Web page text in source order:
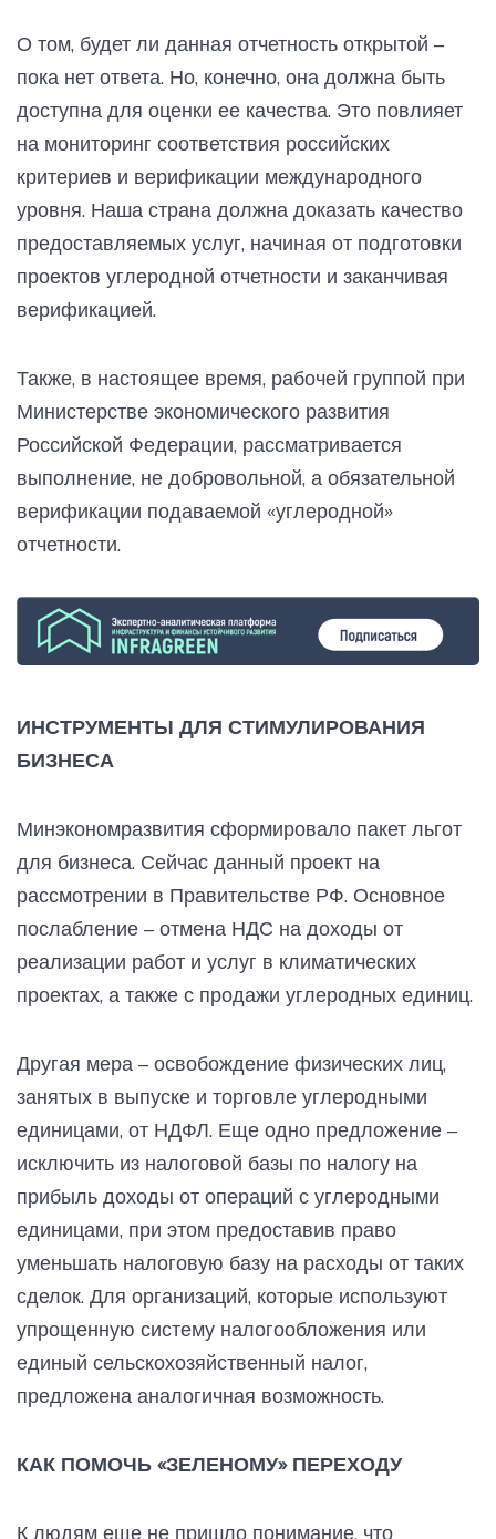
О том, будет ли данная отчетность открытой –
пока нет ответа. Но, конечно, она должна быть
доступна для оценки ее качества. Это повлияет
на мониторинг соответствия российских
критериев и верификации международного
уровня. Наша страна должна доказать качество
предоставляемых услуг, начиная от подготовки
проектов углеродной отчетности и заканчивая
верификацией.
Также, в настоящее время, рабочей группой при
Министерстве экономического развития
Российской Федерации, рассматривается
выполнение, не добровольной, а обязательной
верификации подаваемой «углеродной»
отчетности.
ИНСТРУМЕНТЫ ДЛЯ СТИМУЛИРОВАНИЯ
БИЗНЕСА
Минэкономразвития сформировало пакет льгот
для бизнеса. Сейчас данный проект на
рассмотрении в Правительстве РФ. Основное
послабление – отмена НДС на доходы от
реализации работ и услуг в климатических
проектах, а также с продажи углеродных единиц.
Другая мера – освобождение физических лиц,
занятых в выпуске и торговле углеродными
единицами, от НДФЛ. Еще одно предложение –
исключить из налоговой базы по налогу на
прибыль доходы от операций с углеродными
единицами, при этом предоставив право
уменьшать налоговую базу на расходы от таких
сделок. Для организаций, которые используют
упрощенную систему налогообложения или
единый сельскохозяйственный налог,
предложена аналогичная возможность.
КАК ПОМОЧЬ «ЗЕЛЕНОМУ» ПЕРЕХОДУ
К людям еще не пришло понимание, что